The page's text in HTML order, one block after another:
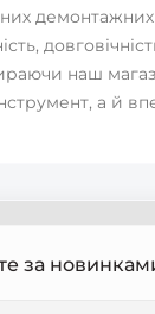
наш
а й
за